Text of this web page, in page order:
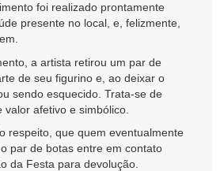
foi realizado prontamente
presente no local, e, felizmente,
a artista retirou um par de
de seu figurino e, ao deixar o
sendo esquecido. Trata-se de
valor afetivo e simbólico.
respeito, que quem eventualmente
par de botas entre em contato
da Festa para devolução.